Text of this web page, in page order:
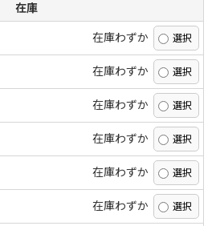
在庫
在庫わずか
在庫わずか
在庫わずか
在庫わずか
在庫わずか
在庫わずか